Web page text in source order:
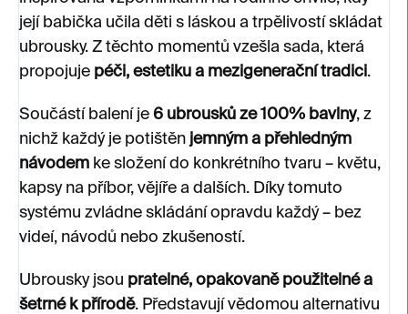
její babička učila děti s láskou a trpělivostí skládat
ubrousky. Z těchto momentů vzešla sada, která
propojuje péči, estetiku a mezigenerační tradici.
Součástí balení je 6 ubrousků ze 100% bavlny, z
nichž každý je potištěn jemným a přehledným
návodem ke složení do konkrétního tvaru – květu,
kapsy na příbor, vějíře a dalších. Díky tomuto
systému zvládne skládání opravdu každý – bez
videí, návodů nebo zkušeností.
Ubrousky jsou pratelné, opakovaně použitelné a
šetrné k přírodě. Představují vědomou alternativu